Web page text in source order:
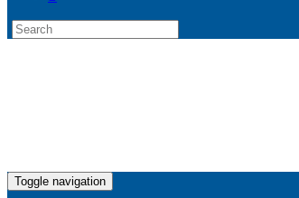
Toggle navigation